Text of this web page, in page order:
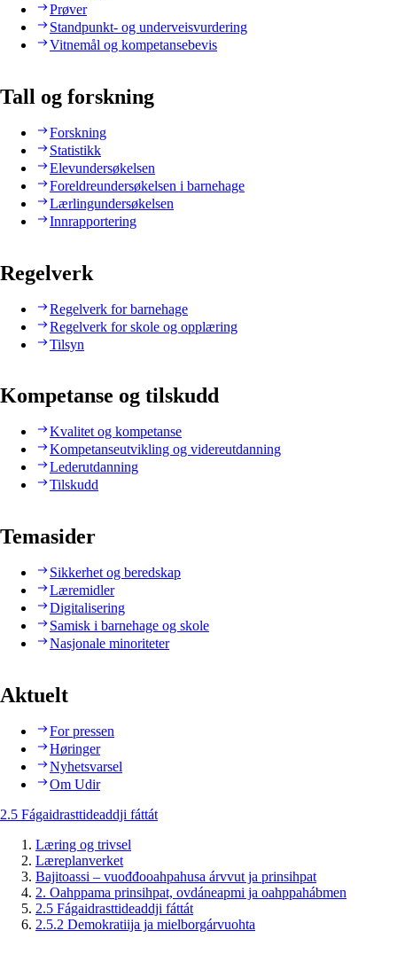
Prøver
Standpunkt- og underveisvurdering
Vitnemål og kompetansebevis
Tall og forskning
Forskning
Statistikk
Elevundersøkelsen
Foreldreundersøkelsen i barnehage
Lærlingundersøkelsen
Innrapportering
Regelverk
Regelverk for barnehage
Regelverk for skole og opplæring
Tilsyn
Kompetanse og tilskudd
Kvalitet og kompetanse
Kompetanseutvikling og videreutdanning
Lederutdanning
Tilskudd
Temasider
Sikkerhet og beredskap
Læremidler
Digitalisering
Samisk i barnehage og skole
Nasjonale minoriteter
Aktuelt
For pressen
Høringer
Nyhetsvarsel
Om Udir
2.5 Fágaidrasttideaddji fáttát
Læring og trivsel
Læreplanverket
Bajitoassi – vuođđooahpahusa árvvut ja prinsihpat
2. Oahppama prinsihpat, ovdáneapmi ja oahppahábmen
2.5 Fágaidrasttideaddji fáttát
2.5.2 Demokratiija ja mielborgárvuohta